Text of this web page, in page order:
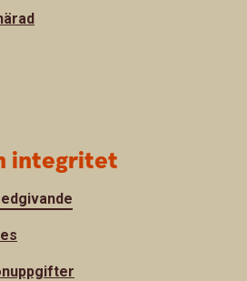
integritet